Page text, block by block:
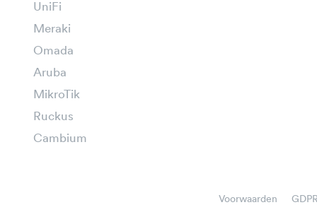
UniFi
Meraki
Omada
Aruba
MikroTik
Ruckus
Cambium
Voorwaarden